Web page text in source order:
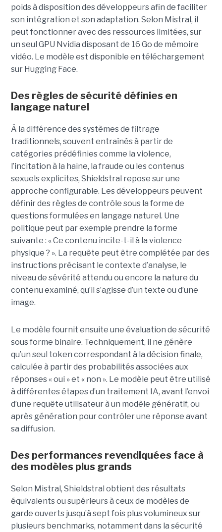
poids à disposition des développeurs afin de faciliter
son intégration et son adaptation. Selon Mistral, il
peut fonctionner avec des ressources limitées, sur
un seul GPU Nvidia disposant de 16 Go de mémoire
vidéo. Le modèle est disponible en téléchargement
sur Hugging Face.
Des règles de sécurité définies en
langage naturel
À la différence des systèmes de filtrage
traditionnels, souvent entraînés à partir de
catégories prédéfinies comme la violence,
l’incitation à la haine, la fraude ou les contenus
sexuels explicites, Shieldstral repose sur une
approche configurable. Les développeurs peuvent
définir des règles de contrôle sous la forme de
questions formulées en langage naturel. Une
politique peut par exemple prendre la forme
suivante : « Ce contenu incite-t-il à la violence
physique ? ». La requête peut être complétée par des
instructions précisant le contexte d’analyse, le
niveau de sévérité attendu ou encore la nature du
contenu examiné, qu’il s’agisse d’un texte ou d’une
image.
Le modèle fournit ensuite une évaluation de sécurité
sous forme binaire. Techniquement, il ne génère
qu’un seul token correspondant à la décision finale,
calculée à partir des probabilités associées aux
réponses « oui » et « non ». Le modèle peut être utilisé
à différentes étapes d’un traitement IA, avant l’envoi
d’une requête utilisateur à un modèle génératif, ou
après génération pour contrôler une réponse avant
sa diffusion.
Des performances revendiquées face à
des modèles plus grands
Selon Mistral, Shieldstral obtient des résultats
équivalents ou supérieurs à ceux de modèles de
garde ouverts jusqu’à sept fois plus volumineux sur
plusieurs benchmarks, notamment dans la sécurité